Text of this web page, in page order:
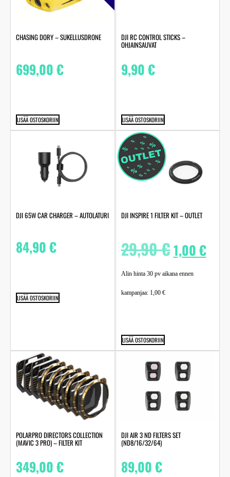
CHASING DORY – SUKELLUSDRONE
699,00€
LISÄÄ OSTOSKORIIN
DJI RC CONTROL STICKS –
OHJAINSAUVAT
9,90€
LISÄÄ OSTOSKORIIN
DJI 65W CAR CHARGER – AUTOLATURI
84,90€
LISÄÄ OSTOSKORIIN
DJI INSPIRE 1 FILTER KIT – OUTLET
29,90€1,00€
Alin hinta 30 pv aikana ennen
kampanjaa: 1,00 €
LISÄÄ OSTOSKORIIN
POLARPRO DIRECTORS COLLECTION
(MAVIC 3 PRO) – FILTER KIT
349,00€
DJI AIR 3 ND FILTERS SET
(ND8/16/32/64)
89,00€